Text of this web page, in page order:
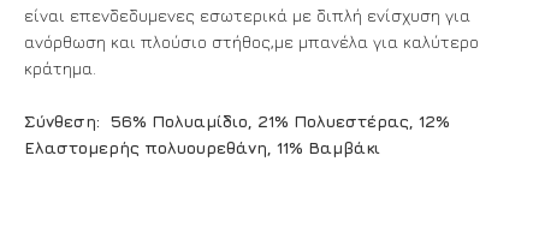
είναι επενδεδυμενες εσωτερικά με διπλή ενίσχυση για
ανόρθωση και πλούσιο στήθος,με μπανέλα για καλύτερο
κράτημα.
Σύνθεση: 56% Πολυαμίδιο, 21% Πολυεστέρας, 12%
Ελαστομερής πολυουρεθάνη, 11% Βαμβάκι